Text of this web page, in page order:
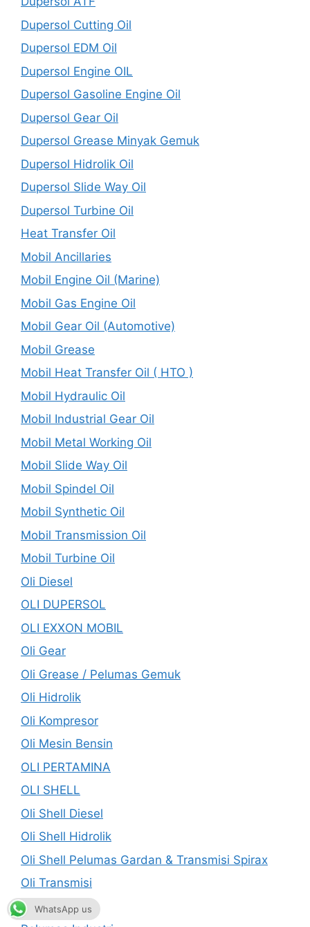
Dupersol Cutting Oil
Dupersol EDM Oil
Dupersol Engine OIL
Dupersol Gasoline Engine Oil
Dupersol Gear Oil
Dupersol Grease Minyak Gemuk
Dupersol Hidrolik Oil
Dupersol Slide Way Oil
Dupersol Turbine Oil
Heat Transfer Oil
Mobil Ancillaries
Mobil Engine Oil (Marine)
Mobil Gas Engine Oil
Mobil Gear Oil (Automotive)
Mobil Grease
Mobil Heat Transfer Oil ( HTO )
Mobil Hydraulic Oil
Mobil Industrial Gear Oil
Mobil Metal Working Oil
Mobil Slide Way Oil
Mobil Spindel Oil
Mobil Synthetic Oil
Mobil Transmission Oil
Mobil Turbine Oil
Oli Diesel
OLI DUPERSOL
OLI EXXON MOBIL
Oli Gear
Oli Grease / Pelumas Gemuk
Oli Hidrolik
Oli Kompresor
Oli Mesin Bensin
OLI PERTAMINA
OLI SHELL
Oli Shell Diesel
Oli Shell Hidrolik
Oli Shell Pelumas Gardan & Transmisi Spirax
Oli Transmisi
Oli Turbin
WhatsApp us